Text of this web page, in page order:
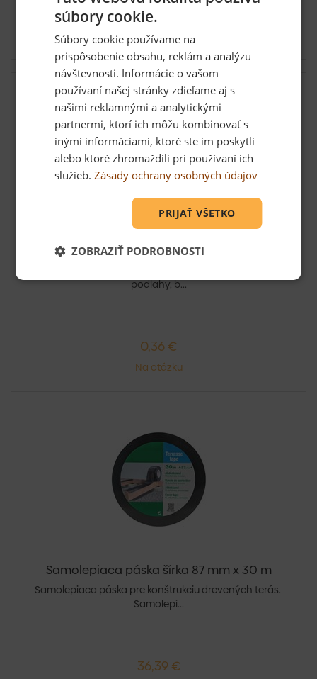
12,66 €
Skladom: posledných 5 bal
50 ks
podlahy, b...
0,36 €
Na otázku
Samolepiaca páska šírka 87 mm x 30 m
Samolepiaca páska pre konštrukciu drevených terás.
Samolepi...
36,39 €
súbory cookie.
Súbory cookie používame na
prispôsobenie obsahu, reklám a analýzu
návštevnosti. Informácie o vašom
používaní našej stránky zdieľame aj s
našimi reklamnými a analytickými
partnermi, ktorí ich môžu kombinovať s
inými informáciami, ktoré ste im poskytli
alebo ktoré zhromaždili pri používaní ich
služieb.Zásady ochrany osobných údajov
PRIJAŤ VŠETKO
ZOBRAZIŤ PODROBNOSTI